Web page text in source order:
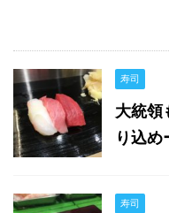
寿司
大統領
り込
寿司